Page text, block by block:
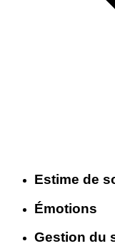
Estime de
Émotions
Gestion du